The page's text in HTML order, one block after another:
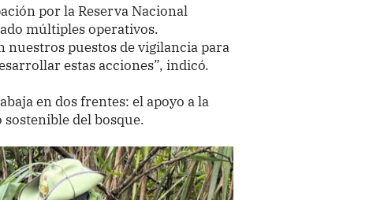
por la Reserva Nacional
múltiples operativos.
nuestros puestos de vigilancia para
estas acciones”, indicó.
en dos frentes: el apoyo a la
del bosque.